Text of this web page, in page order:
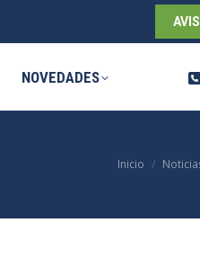
NOVEDADES
Estás aquí:
Inicio